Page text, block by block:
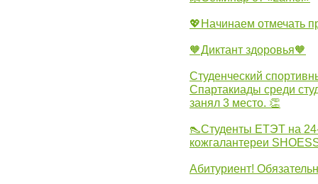
💖Начинаем отмечать
🧡Диктант здоровья🧡
Студенческий
Спартакиады среди
занял 3 место. 👏
👠Студенты ЕТЭТ на
кожгалантереи
Абитуриент!